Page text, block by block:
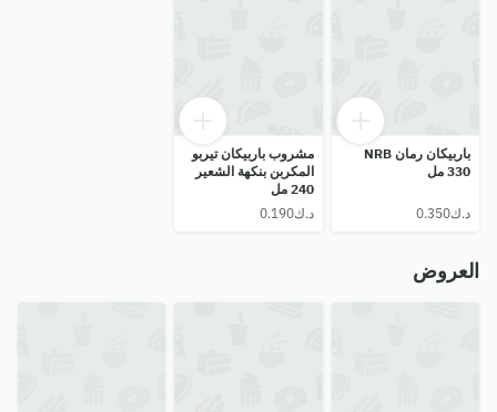
باربيكان رمان NRB
330 مل
مشروب باربيكان تيربو
المكربن ​​بنكهة الشعير
240 مل
⁦د.ك0.190⁩
العروض